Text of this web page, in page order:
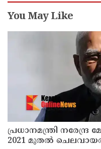
You May Like
പ്രധാനമന്ത്രി
2021 മുതല്‍